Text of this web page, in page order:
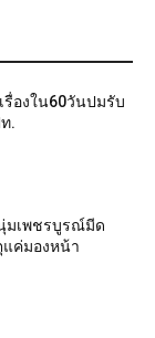
รื่องใน60วันปมรับ
.
มเพชรบูรณ์มีด
ค่มองหน้า